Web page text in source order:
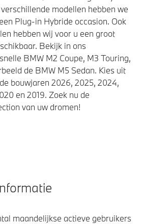
modellen hebben we
Plug-in Hybride occasion. Ook
hebben wij voor u een groot
Bekijk in ons
BMW M2 Coupe, M3 Touring,
de BMW M5 Sedan. Kies uit
bouwjaren 2026, 2025, 2024,
en 2019. Zoek nu de
van uw dromen!
maandelijkse actieve gebruikers